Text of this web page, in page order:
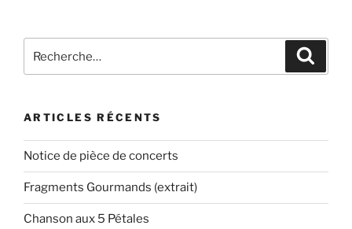
pour
ARTICLES RÉCENTS
Notice de pièce de concerts
Fragments Gourmands (extrait)
Chanson aux 5 Pétales